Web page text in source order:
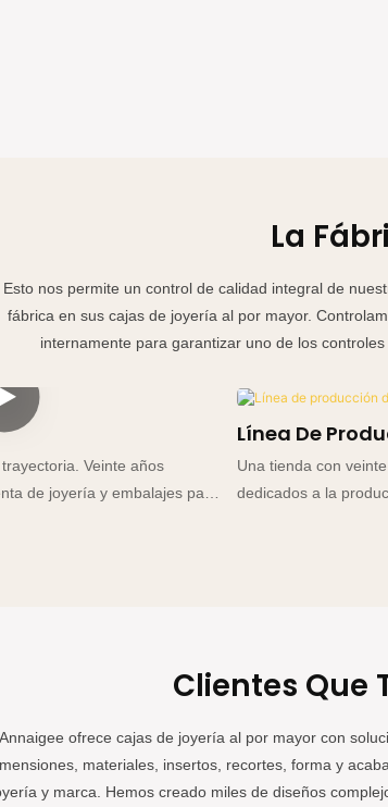
La
Esto nos permite un control de calidad integral de
fábrica en sus cajas de joyería al por mayor.
internamente para garantizar uno de los
Veinte años
de joyería y embalajes para
Línea De
Una tienda con
dedicados a la
Clientes Que
Annaigee ofrece cajas de joyería al por mayor con
materiales, insertos, recortes, forma y
y marca. Hemos creado miles de diseños